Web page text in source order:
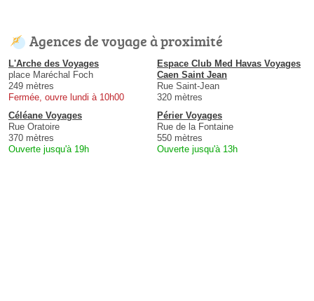
Agences de voyage à proximité
L'Arche des Voyages
place Maréchal Foch
249 mètres
Fermée, ouvre lundi à 10h00
Espace Club Med Havas Voyages
Caen Saint Jean
Rue Saint-Jean
320 mètres
Céléane Voyages
Rue Oratoire
370 mètres
Ouverte jusqu'à 19h
Périer Voyages
Rue de la Fontaine
550 mètres
Ouverte jusqu'à 13h